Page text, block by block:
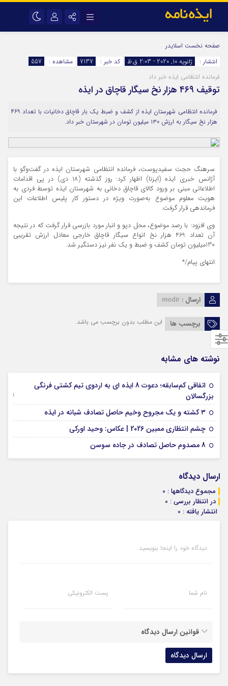
اینستاگرام
سروش
ایتا
آپارات
اپلیکیشن رمز عبور
مرا به خاطر بسپار
صفحه نخست اسلایدر
انتشار :
ژانویه 10, 2020 - 2:03 ق.ظ کد خبر : 7137 مشاهده :
557
فرمانده انتظامی ایذه خبر داد
توقیف ۴۶۹ هزار نخ سیگار قاچاق در ایذه
فرمانده انتظامی شهرستان ایذه از کشف و ضبط یک بار قاچاق دخانیات با تعداد ۴۶۹
هزار نخ سیگار به ارزش ۱۳۰ میلیون تومان در شهرستان خبر داد.
سرهنگ حجت سفیدپوست، فرمانده انتظامی شهرستان ایذه در گفت‌و‌گو با
آژانس خبری ایذه (ایزنا) اظهار کرد: روز گذشته (۱۸ دی) در پی اقدامات
اطلاعاتی مبنی بر ورود کالای قاچاق دخانی به شهرستان ایذه توسط فردی به
هویت معلوم موضوع به‌صورت ویژه در دستور کار پلیس اطلاعات این
فرماندهی قرار گرفت.
وی افزود: با رصد موضوع، محل دپو و انبار مورد بازرسی قرار گرفت که در نتیجه
آن تعداد 469 هزار نخ انواع سیگار قاچاق خارجی معادل ارزش تقریبی
130میلیون تومان کشف و ضبط و یک نفر نیز دستگیر شد.
انتهای پیام/*
ارسال : modir
برچسب ها این مطلب بدون برچسب می باشد.
نوشته های مشابه
اتفاقی کم‌سابقه؛ دعوت 8 ایذه ای به اردوی تیم کشتی فرنگی
بزرگسالان
09 جولای 2026
۳ کشته و یک مجروح وخیم حاصل تصادف شبانه در ایذه
چشم انتظاری ممبین 2026 | عکاس: وحید اورکی
8 مصدوم حاصل تصادف در جاده سوسن
ارسال دیدگاه
مجموع دیدگاهها : 0
در انتظار بررسی : 0
انتشار یافته : 0
دیدگاه خود را اینجا بنویسید
نام شما پست الکترونیکی
قوانین ارسال دیدگاه